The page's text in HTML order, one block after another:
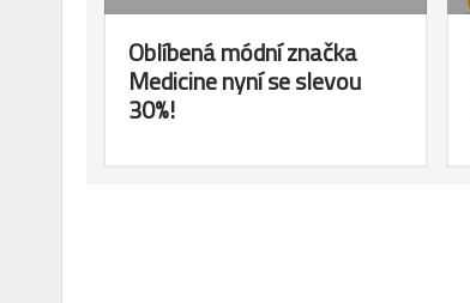
Oblíbená módní značka
Medicine nyní se slevou
30%!